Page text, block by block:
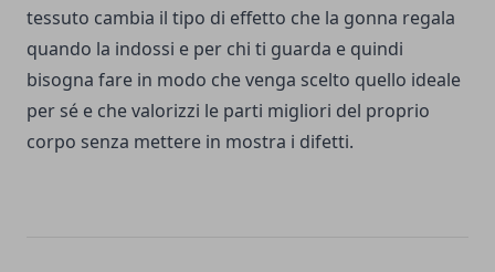
tessuto cambia il tipo di effetto che la gonna regala
quando la indossi e per chi ti guarda e quindi
bisogna fare in modo che venga scelto quello ideale
per sé e che valorizzi le parti migliori del proprio
corpo senza mettere in mostra i difetti.